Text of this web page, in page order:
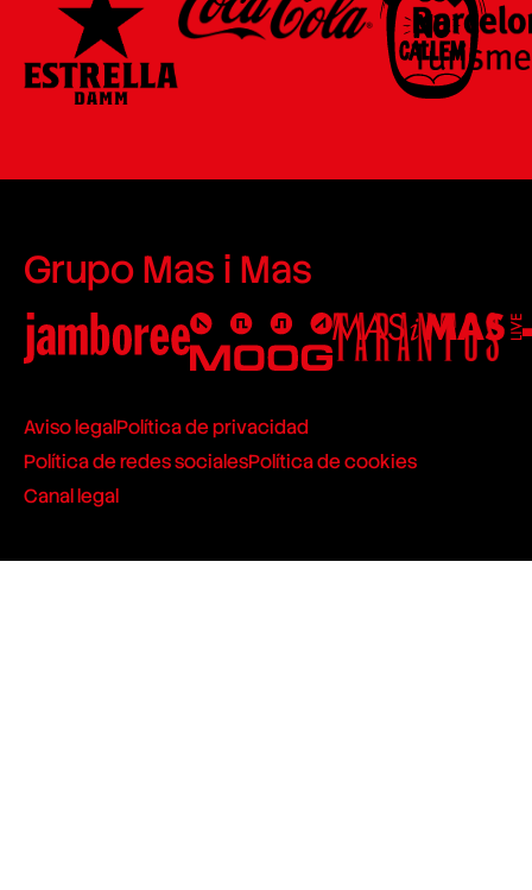
Grupo Mas i Mas
Aviso legalPolítica de privacidad
Política de redes socialesPolítica de cookies
Canal legal